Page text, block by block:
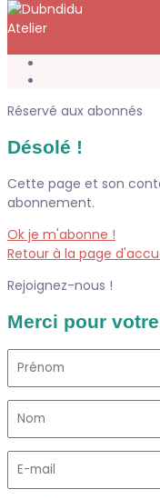
Réservé aux abonnés
Désolé !
Cette page et son
abonnement.
Ok je m'abonne !
Retour à la page
Rejoignez-nous !
Merci pour